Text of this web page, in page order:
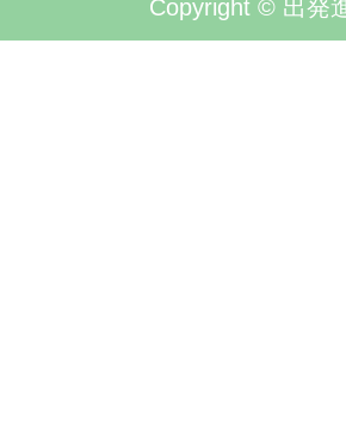
Copyright © 出発